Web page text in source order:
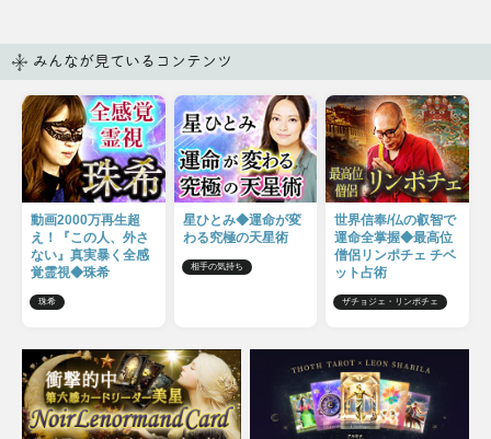
みんなが見ているコンテンツ
動画2000万再生超
え！『この人、外さ
ない』真実暴く全感
覚霊視◆珠希
珠希
星ひとみ◆運命が変
わる究極の天星術
相手の気持ち
世界信奉/仏の叡智で
運命全掌握◆最高位
僧侶リンポチェ チベ
ット占術
ザチョジェ・リンポチェ